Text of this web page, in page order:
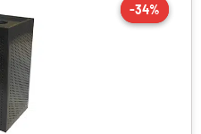
-34%
-34%